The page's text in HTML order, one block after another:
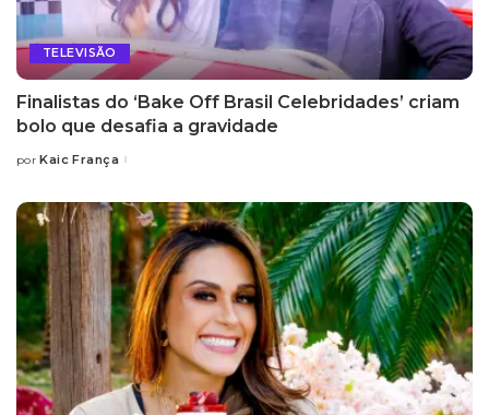
TELEVISÃO
Finalistas do ‘Bake Off Brasil Celebridades’ criam
bolo que desafia a gravidade
Posted
por Kaic França